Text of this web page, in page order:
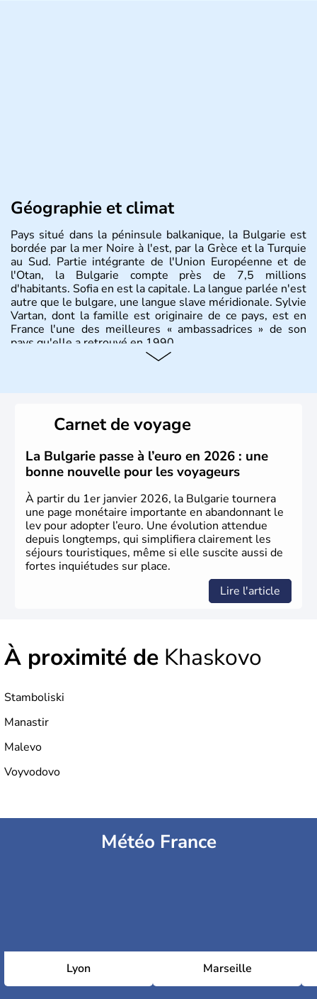
Géographie et climat
Pays situé dans la péninsule balkanique, la Bulgarie est
bordée par la mer Noire à l'est, par la Grèce et la Turquie
au Sud. Partie intégrante de l'Union Européenne et de
l'Otan, la Bulgarie compte près de 7,5 millions
d'habitants. Sofia en est la capitale. La langue parlée n'est
autre que le bulgare, une langue slave méridionale. Sylvie
Vartan, dont la famille est originaire de ce pays, est en
France l'une des meilleures « ambassadrices » de son
pays qu'elle a retrouvé en 1990.
au Sud. Très puissant au Moyen-Âge, c’est aujourd’hui
une république parlementaire démocratique. La principale
caractéristique de laBulgarieest sa division en bandes de
montagnes et de plaines orientées est-ouest.
Carnet de voyage
La Bulgarie passe à l’euro en 2026 : une
bonne nouvelle pour les voyageurs
À partir du 1er janvier 2026, la Bulgarie tournera
une page monétaire importante en abandonnant le
lev pour adopter l’euro. Une évolution attendue
depuis longtemps, qui simplifiera clairement les
séjours touristiques, même si elle suscite aussi de
fortes inquiétudes sur place.
Lire l'article
À proximité de Khaskovo
Stamboliski
Manastir
Malevo
Voyvodovo
Météo France
Lyon Marseille